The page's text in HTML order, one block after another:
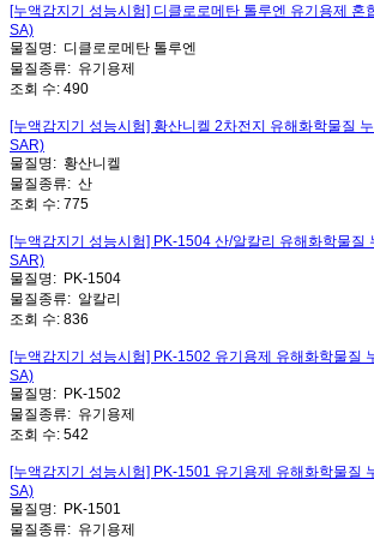
[누액감지기 성능시험] 디클로로메탄 톨루엔 유기용제 혼
SA)
물질명: 디클로로메탄 톨루엔
물질종류: 유기용제
조회 수: 490
[누액감지기 성능시험] 황산니켈 2차전지 유해화학물질
SAR)
물질명: 황산니켈
물질종류: 산
조회 수: 775
[누액감지기 성능시험] PK-1504 산/알칼리 유해화학물질
SAR)
물질명: PK-1504
물질종류: 알칼리
조회 수: 836
[누액감지기 성능시험] PK-1502 유기용제 유해화학물질
SA)
물질명: PK-1502
물질종류: 유기용제
조회 수: 542
[누액감지기 성능시험] PK-1501 유기용제 유해화학물질
SA)
물질명: PK-1501
물질종류: 유기용제